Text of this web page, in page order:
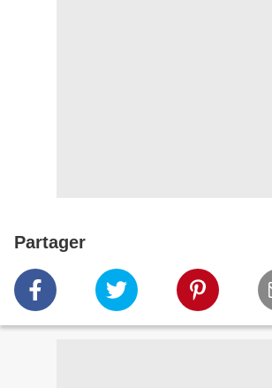
Partager